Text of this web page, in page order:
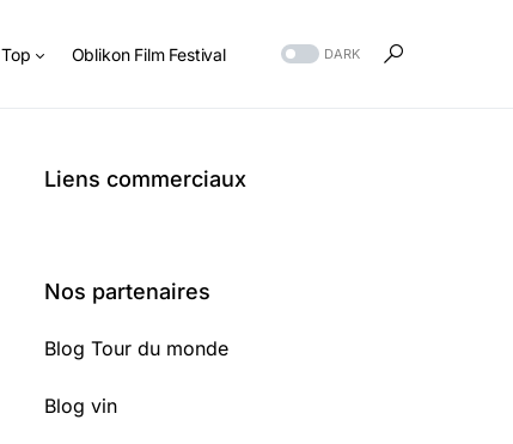
Top Oblikon Film Festival DARK
Liens commerciaux
Nos partenaires
Blog Tour du monde
Blog vin